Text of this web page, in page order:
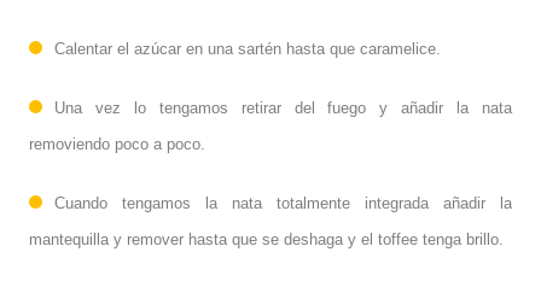
Calentar el azúcar en una sartén hasta que caramelice.
Una vez lo tengamos retirar del fuego y añadir la nata
removiendo poco a poco.
Cuando tengamos la nata totalmente integrada añadir la
mantequilla y remover hasta que se deshaga y el toffee tenga brillo.